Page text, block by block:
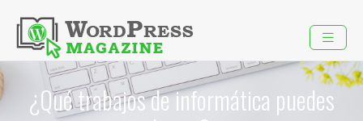
¿Qué trabajos de informática puedes